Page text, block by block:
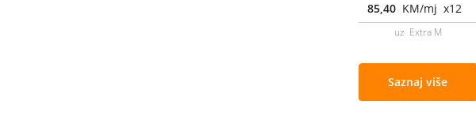
85,40 KM/mj x12
uz Extra M
Saznaj više